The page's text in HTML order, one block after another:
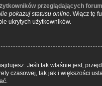
przeglądających
pokazuj statusu online. Włącz tę
ukrytych użytkowników.
Jeśli tak właśnie jest,
czasowej, tak jak i większości